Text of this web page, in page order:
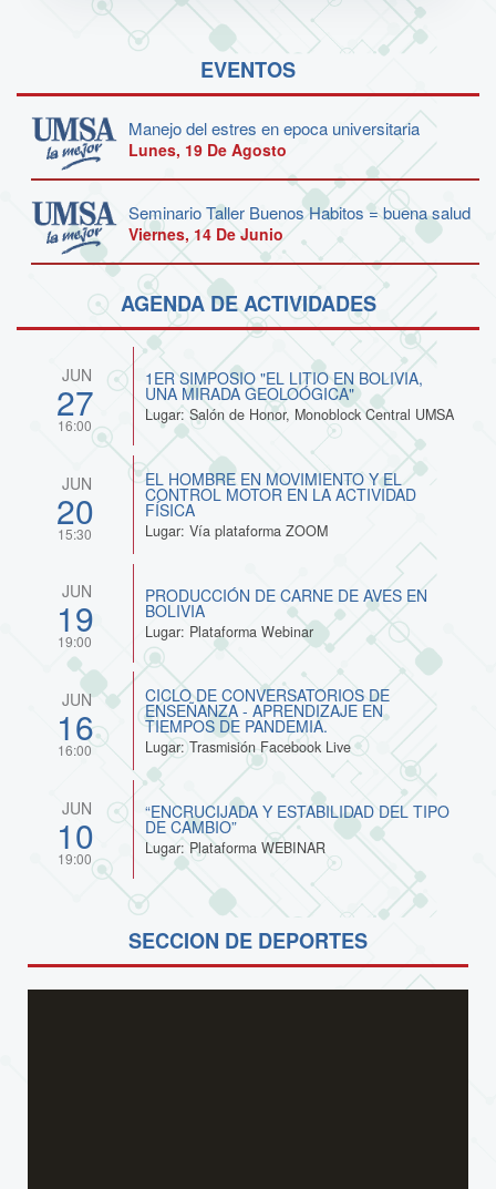
EVENTOS
Manejo del estres en epoca universitaria
Lunes, 19 De Agosto
Seminario Taller Buenos Habitos = buena salud
Viernes, 14 De Junio
AGENDA DE ACTIVIDADES
JUN
27
16:00
1ER SIMPOSIO "EL LITIO EN BOLIVIA,
UNA MIRADA GEOLOÓGICA"
Lugar: Salón de Honor, Monoblock Central UMSA
JUN
20
15:30
EL HOMBRE EN MOVIMIENTO Y EL
CONTROL MOTOR EN LA ACTIVIDAD
FÍSICA
Lugar: Vía plataforma ZOOM
JUN
19
19:00
PRODUCCIÓN DE CARNE DE AVES EN
BOLIVIA
Lugar: Plataforma Webinar
JUN
16
16:00
CICLO DE CONVERSATORIOS DE
ENSEÑANZA - APRENDIZAJE EN
TIEMPOS DE PANDEMIA.
Lugar: Trasmisión Facebook Live
JUN
10
19:00
“ENCRUCIJADA Y ESTABILIDAD DEL TIPO
DE CAMBIO”
Lugar: Plataforma WEBINAR
SECCION DE DEPORTES